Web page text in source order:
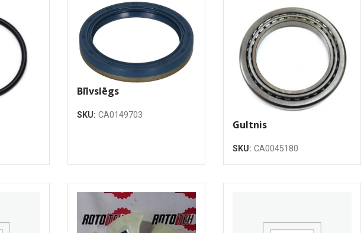
Blīvslēgs
SKU:CA0149703
Gultnis
SKU:CA0045180